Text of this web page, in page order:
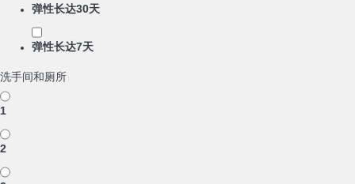
弹性长达30天
弹性长达7天
洗手间和厕所
1
2